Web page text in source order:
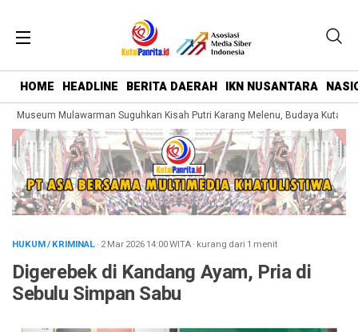
HOME HEADLINE BERITA DAERAH IKN NUSANTARA
Museum Mulawarman Suguhkan Kisah Putri Karang Melenu, Budaya Kutai
HUKUM / KRIMINAL· 2 Mar 202614:00WITA· kurang dari 1 menit
Digerebek di Kandang Ayam, Pria di
Sebulu Simpan Sabu